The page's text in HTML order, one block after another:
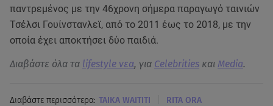
παντρεμένος με την 46χρονη σήμερα παραγωγό ταινιών
Τσέλσι Γουίνστανλεϊ, από το 2011 έως το 2018, με την
οποία έχει αποκτήσει δύο παιδιά.
Διαβάστε όλα τα lifestyle νεα, για Celebrities και Media.
Διαβάστε περισσότερα: TAIKA WAITITI RITA ORA